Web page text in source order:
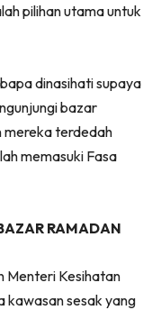
pilihan utama untuk
dinasihati supaya
bazar
mereka terdedah
memasuki Fasa
RAMADAN
Menteri Kesihatan
kawasan sesak yang